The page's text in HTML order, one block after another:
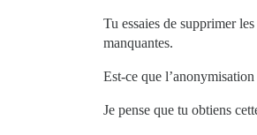
Tu essaies de supprimer
manquantes.
Est-ce que
Je pense que tu obtiens